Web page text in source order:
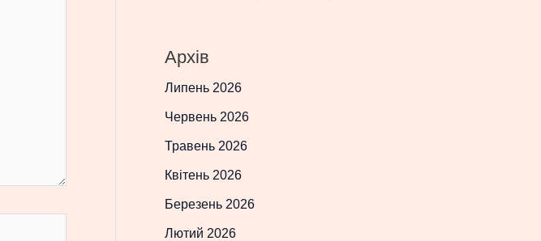
Архів
Липень 2026
Червень 2026
Травень 2026
Квітень 2026
Березень 2026
Лютий 2026